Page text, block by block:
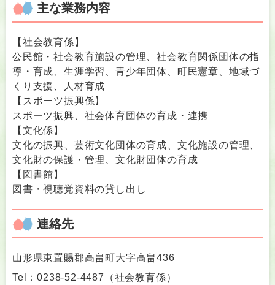
主な業務内容
【社会教育係】
公民館・社会教育施設の管理、社会教育関係団体の指
導・育成、生涯学習、青少年団体、町民憲章、地域づ
くり支援、人材育成
【スポーツ振興係】
スポーツ振興、社会体育団体の育成・連携
【文化係】
文化の振興、芸術文化団体の育成、文化施設の管理、
文化財の保護・管理、文化財団体の育成
【図書館】
図書・視聴覚資料の貸し出し
連絡先
山形県東置賜郡高畠町大字高畠436
Tel：0238-52-4487
（社会教育係）